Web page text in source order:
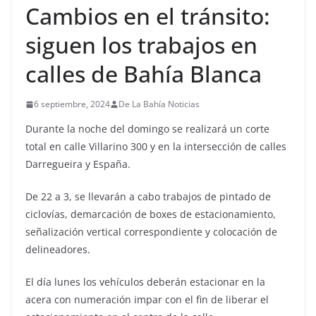
Cambios en el tránsito:
siguen los trabajos en
calles de Bahía Blanca
6 septiembre, 2024 De La Bahía Noticias
Durante la noche del domingo se realizará un corte
total en calle Villarino 300 y en la intersección de calles
Darregueira y España.
De 22 a 3, se llevarán a cabo trabajos de pintado de
ciclovías, demarcación de boxes de estacionamiento,
señalización vertical correspondiente y colocación de
delineadores.
El día lunes los vehículos deberán estacionar en la
acera con numeración impar con el fin de liberar el